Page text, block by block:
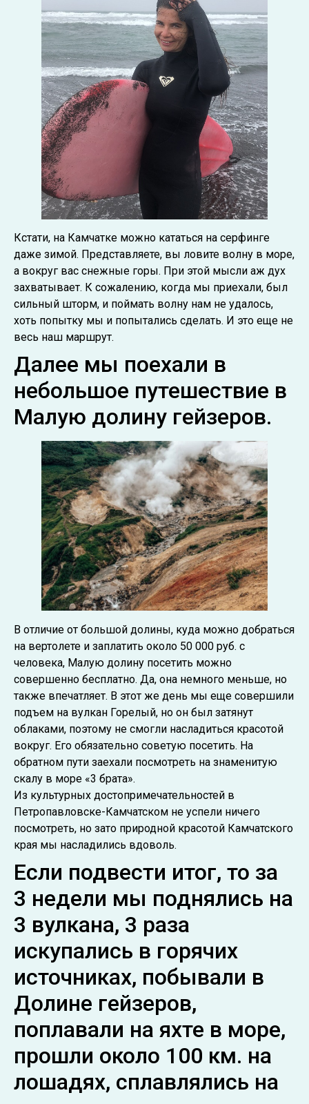
Кстати, на Камчатке можно кататься на серфинге
даже зимой. Представляете, вы ловите волну в море,
а вокруг вас снежные горы. При этой мысли аж дух
захватывает. К сожалению, когда мы приехали, был
сильный шторм, и поймать волну нам не удалось,
хоть попытку мы и попытались сделать. И это еще не
весь наш маршрут.
Далее мы поехали в
небольшое путешествие в
Малую долину гейзеров.
В отличие от большой долины, куда можно добраться
на вертолете и заплатить около 50 000 руб. с
человека, Малую долину посетить можно
совершенно бесплатно. Да, она немного меньше, но
также впечатляет. В этот же день мы еще совершили
подъем на вулкан Горелый, но он был затянут
облаками, поэтому не смогли насладиться красотой
вокруг. Его обязательно советую посетить. На
обратном пути заехали посмотреть на знаменитую
скалу в море «3 брата».
Из культурных достопримечательностей в
Петропавловске-Камчатском не успели ничего
посмотреть, но зато природной красотой Камчатского
края мы насладились вдоволь.
Если подвести итог, то за
3 недели мы поднялись на
3 вулкана, 3 раза
искупались в горячих
источниках, побывали в
Долине гейзеров,
поплавали на яхте в море,
прошли около 100 км. на
лошадях, сплавлялись на